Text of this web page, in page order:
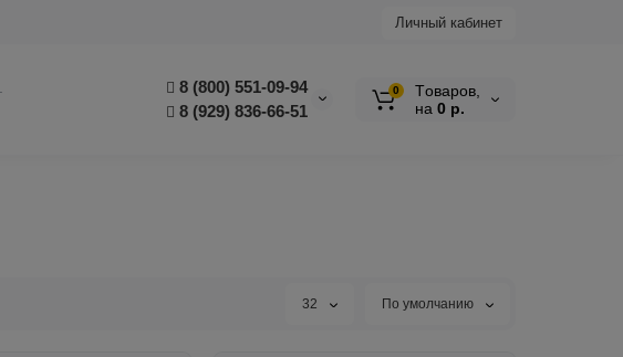
Личный кабинет
8 (800) 551-09-94
8 (929) 836-66-51
0
Tоваров,
на 0 р.
32 По умолчанию